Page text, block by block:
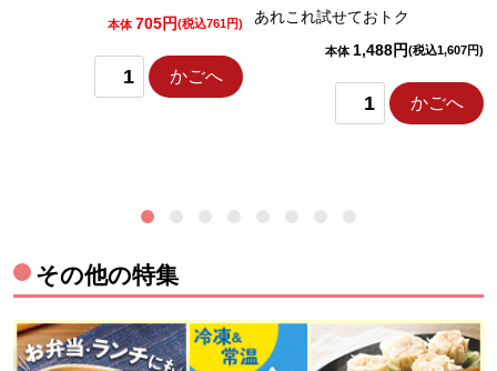
本体 705円(税込761円)
かごへ
あれこれ試せておトク
本体 1,488円(税込1,607円)
かごへ
その他の特集